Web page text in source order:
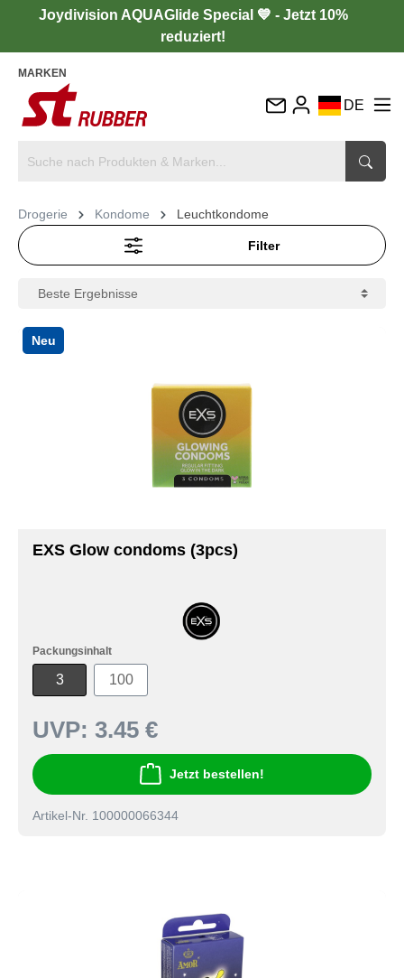
Joydivision AQUAGlide Special 💙 - Jetzt 10%
reduziert!
MARKEN
DE
IT
Drogerie Kondome Leuchtkondome
Filter
Neu
EXS Glow condoms (3pcs)
Packungsinhalt
3 100
UVP: 3.45 €
Jetzt bestellen!
Artikel-Nr. 100000066344